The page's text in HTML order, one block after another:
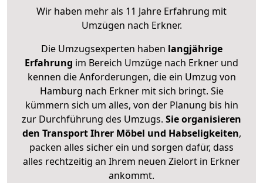
Wir haben mehr als 11 Jahre Erfahrung mit
Umzügen nach Erkner.
Die Umzugsexperten haben langjährige
Erfahrung im Bereich Umzüge nach Erkner und
kennen die Anforderungen, die ein Umzug von
Hamburg nach Erkner mit sich bringt. Sie
kümmern sich um alles, von der Planung bis hin
zur Durchführung des Umzugs. Sie organisieren
den Transport Ihrer Möbel und Habseligkeiten,
packen alles sicher ein und sorgen dafür, dass
alles rechtzeitig an Ihrem neuen Zielort in Erkner
ankommt.